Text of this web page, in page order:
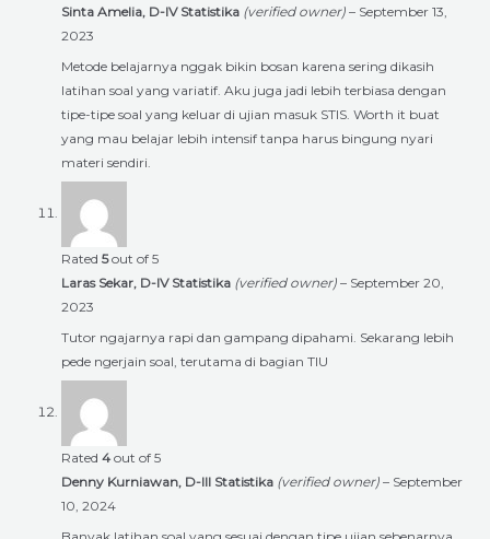
Sinta Amelia, D-IV Statistika (verified owner) – September 13,
2023
Metode belajarnya nggak bikin bosan karena sering dikasih
latihan soal yang variatif. Aku juga jadi lebih terbiasa dengan
tipe-tipe soal yang keluar di ujian masuk STIS. Worth it buat
yang mau belajar lebih intensif tanpa harus bingung nyari
materi sendiri.
Rated 5out of 5
Laras Sekar, D-IV Statistika (verified owner) – September 20,
2023
Tutor ngajarnya rapi dan gampang dipahami. Sekarang lebih
pede ngerjain soal, terutama di bagian TIU
Rated 4 out of 5
Denny Kurniawan, D-III Statistika (verified owner) – September
10, 2024